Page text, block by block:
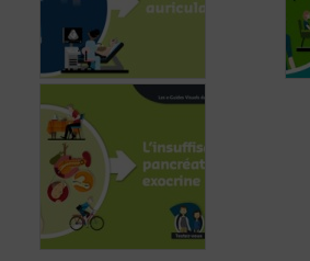
Fibrillation
auriculaire